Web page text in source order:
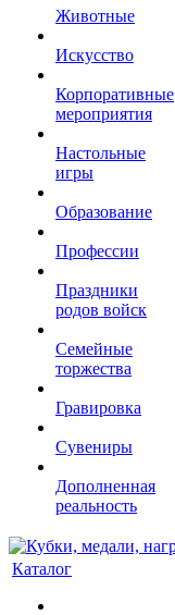
Животные
Искусство
Корпоративные
мероприятия
Настольные
игры
Образование
Профессии
Праздники
родов войск
Семейные
торжества
Гравировка
Сувениры
Дополненная
реальность
Каталог